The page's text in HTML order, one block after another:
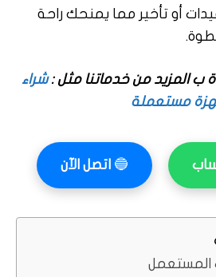
أو تأخير مما يمنحك راحة
ب المزيد من خدماتنا مثل :شراء
مستعملة
🔵 اتصل الآن
المستعمل